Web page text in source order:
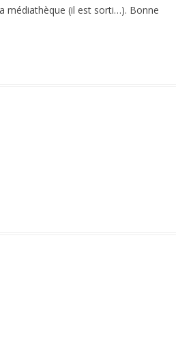
médiathèque (il est sorti…). Bonne